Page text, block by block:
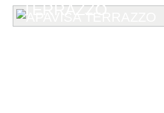
TERRAZZO